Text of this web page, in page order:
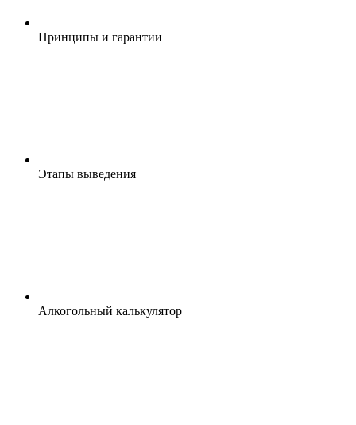
Принципы и гарантии
Этапы выведения
Алкогольный калькулятор